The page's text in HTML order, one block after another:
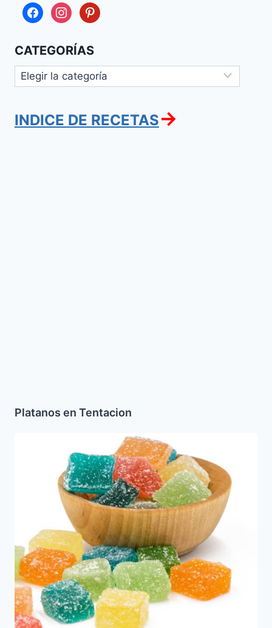
facebookinstagrampinterest
CATEGORÍAS
Categorías
INDICE DE RECETAS→
Platanos en Tentacion